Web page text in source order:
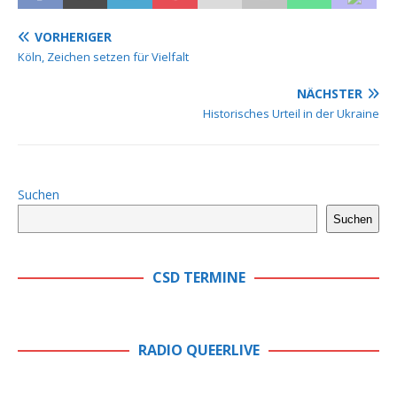
VORHERIGER
Köln, Zeichen setzen für Vielfalt
NÄCHSTER
Historisches Urteil in der Ukraine
Suchen
Suchen
CSD TERMINE
RADIO QUEERLIVE